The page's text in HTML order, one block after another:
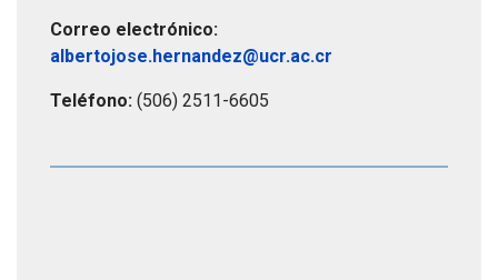
Correo electrónico:
albertojose.hernandez@ucr.ac.cr
Teléfono: (506) 2511-6605